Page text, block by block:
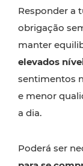
Responder a
obrigação
manter
elevados
sentimentos
e menor
a dia.
Poderá ser